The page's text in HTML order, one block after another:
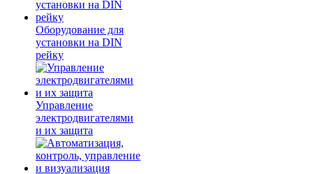
Оборудование для
установки на DIN
рейку
Управление
электродвигателями
и их защита